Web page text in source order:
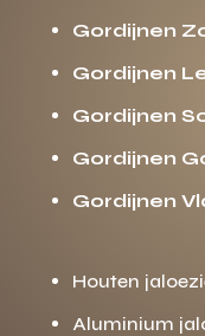
Gordijnen
Gordijnen
Gordijnen
Gordijnen
Gordijnen
Houten
Aluminium